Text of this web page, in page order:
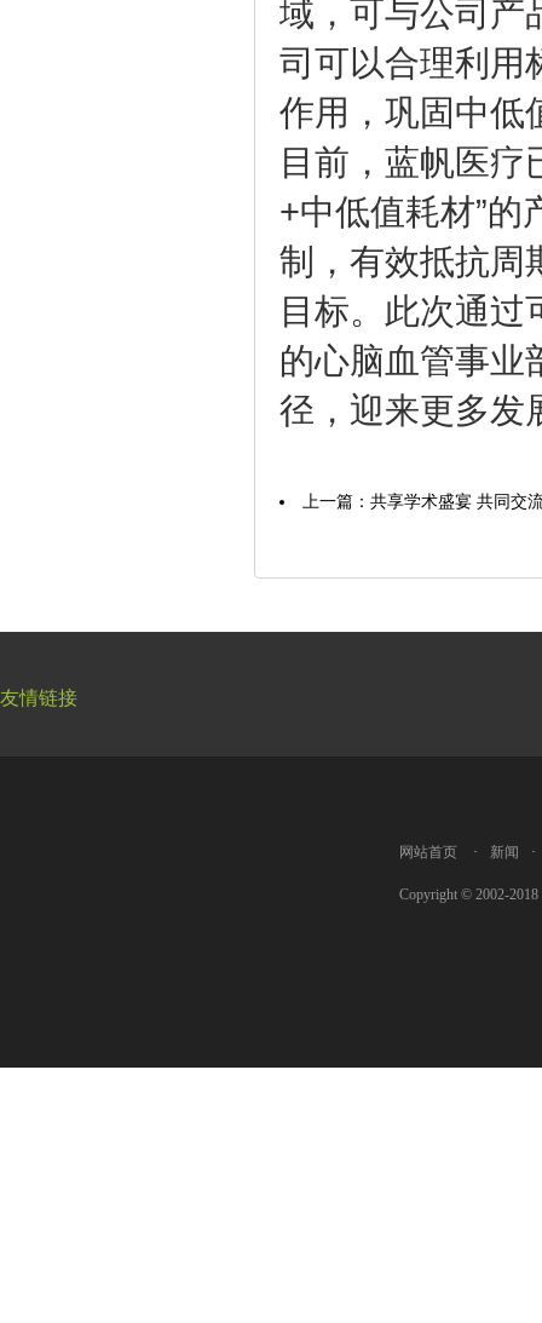
域，可与公司产
司可以合理利用
作用，巩固中低
目前，蓝帆医疗
+中低值耗材”的
制，有效抵抗周
目标。此次通过
的心脑血管事业
径，迎来更多发
上一篇： 共享学术盛宴 共同交
友情链接
网站首页 · 新闻 ·
Copyright © 2002-2018